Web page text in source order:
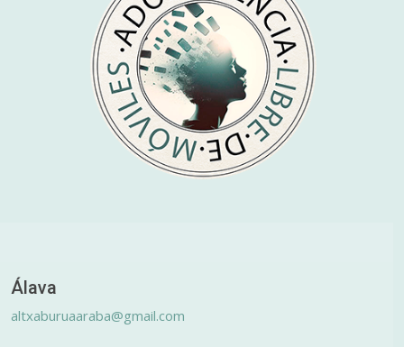
Álava
altxaburuaaraba@gmail.com